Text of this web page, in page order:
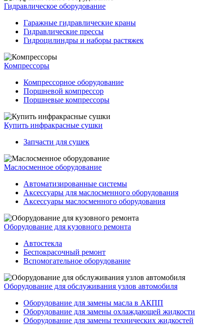
Гидравлическое оборудование
Гаражные гидравлические краны
Гидравлические прессы
Гидроцилиндры и наборы растяжек
Компрессоры
Компрессорное оборудование
Поршневой компрессор
Поршневые компрессоры
Купить инфракрасные сушки
Запчасти для сушек
Маслосменное оборудование
Автоматизированные системы
Аксессуары для маслосменного оборудования
Аксессуары маслосменного оборудования
Оборудование для кузовного ремонта
Автостекла
Беспокрасочный ремонт
Вспомогательное оборудование
Оборудование для обслуживания узлов автомобиля
Оборудование для замены масла в АКПП
Оборудование для замены охлаждающей жидкости
Оборудование для замены технических жидкостей